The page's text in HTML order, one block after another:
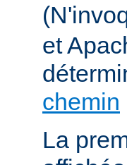
et
chemin
La